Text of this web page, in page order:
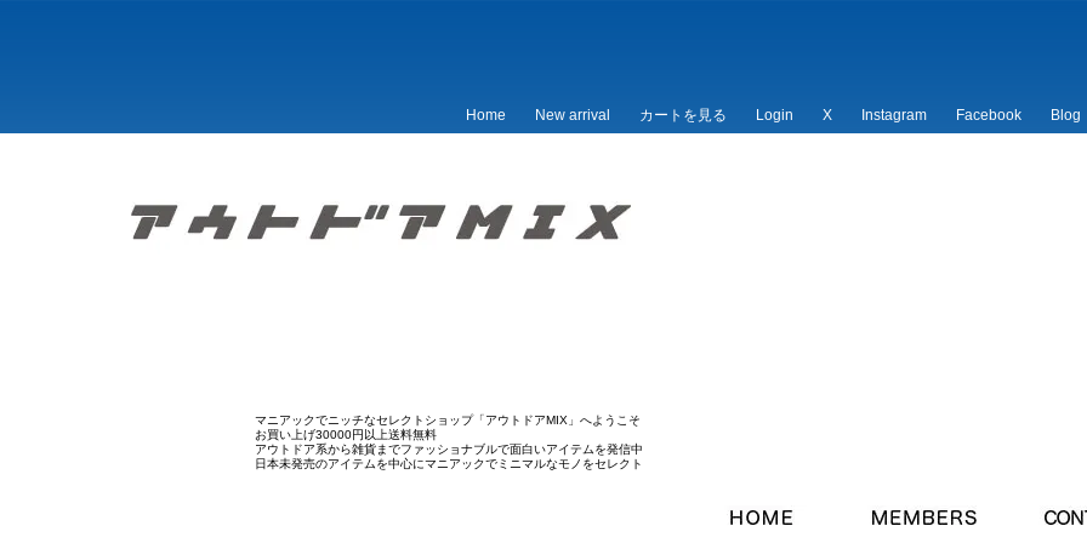
Home New arrival カートを見る Login X Instagram Facebook Blog
マニアックでニッチなセレクトショップ「アウトドアMIX」へようこそ
お買い上げ30000円以上送料無料
アウトドア系から雑貨までファッショナブルで面白いアイテムを発信中
日本未発売のアイテムを中心にマニアックでミニマルなモノをセレクト